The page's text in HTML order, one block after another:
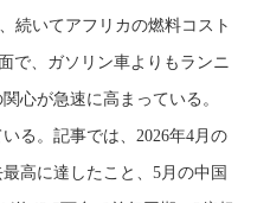
続いてアフリカの燃料コスト
で、ガソリン車よりもランニ
心が急速に高まっている。
る。記事では、2026年4月の
高に達したこと、5月の中国